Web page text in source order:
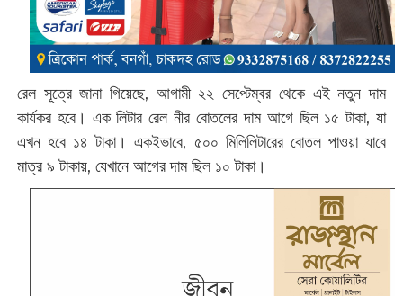
রেল সূত্রে জানা গিয়েছে, আগামী ২২ সেপ্টেম্বর থেকে এই নতুন দাম
কার্যকর হবে। এক লিটার রেল নীর বোতলের দাম আগে ছিল ১৫ টাকা, যা
এখন হবে ১৪ টাকা। একইভাবে, ৫০০ মিলিলিটারের বোতল পাওয়া যাবে
মাত্র ৯ টাকায়, যেখানে আগের দাম ছিল ১০ টাকা।